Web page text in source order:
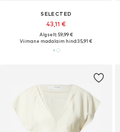
SELECTED
43,11 €
Algselt: 59,99 €
Viimane madalaim hind:35,91 €